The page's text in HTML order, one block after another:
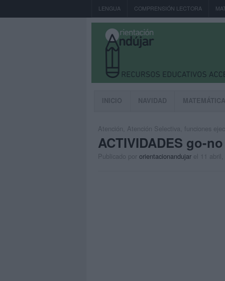
LENGUA COMPRENSIÓN LECTORA
INICIO NAVIDAD
Atención Atención Selectiva funciones
ACTIVIDADES go-
Publicado por orientacionandujar el 11